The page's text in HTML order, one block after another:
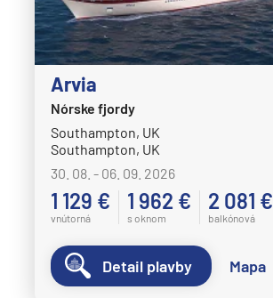
Arvia
Nórske fjordy
Southampton, UK
Southampton, UK
30. 08. - 06. 09. 2026
1 129 €
vnútorná
1 962 €
s oknom
2 081 €
balkónová
Detail plavby Mapa